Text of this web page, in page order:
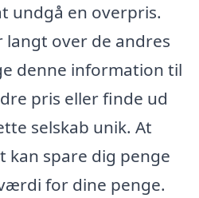
undgå en overpris.
langt over de andres
denne information til
pris eller finde ud
selskab unik. At
spare dig penge
for dine penge.